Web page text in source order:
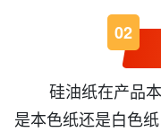
02
硅油纸在产品
是本色纸还是白色